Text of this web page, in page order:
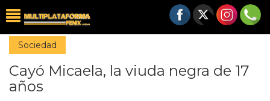
Sociedad
Cayó Micaela, la viuda negra de 17
años